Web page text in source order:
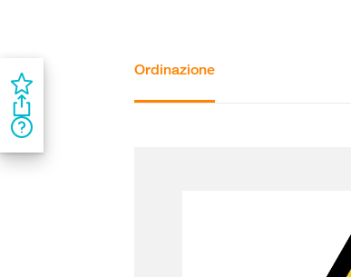
Ordinazione